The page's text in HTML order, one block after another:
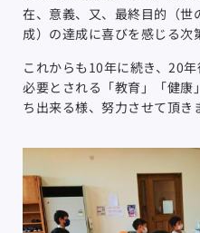
在、意義、又、最終目的（世
成）の達成に喜びを感じる次
これからも10年に続き、20
必要とされる「教育」「健康
ち出来る様、努力させて頂き